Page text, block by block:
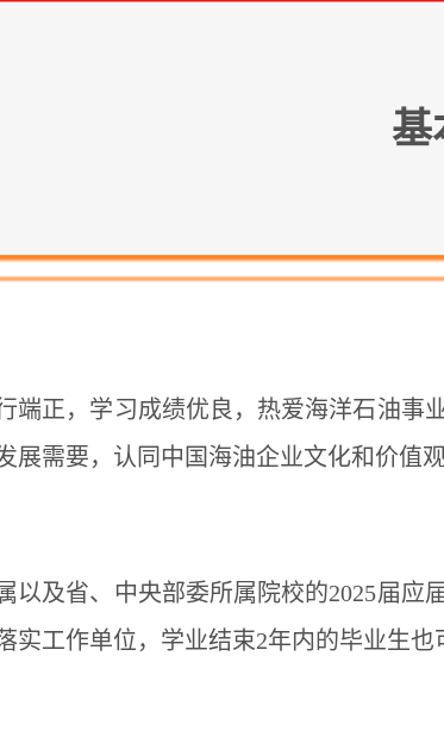
基
端正，学习成绩优良，热爱海洋石油事
展需要，认同中国海油企业文化和价值观
以及省、中央部委所属院校的2025届
实工作单位，学业结束2年内的毕业生也